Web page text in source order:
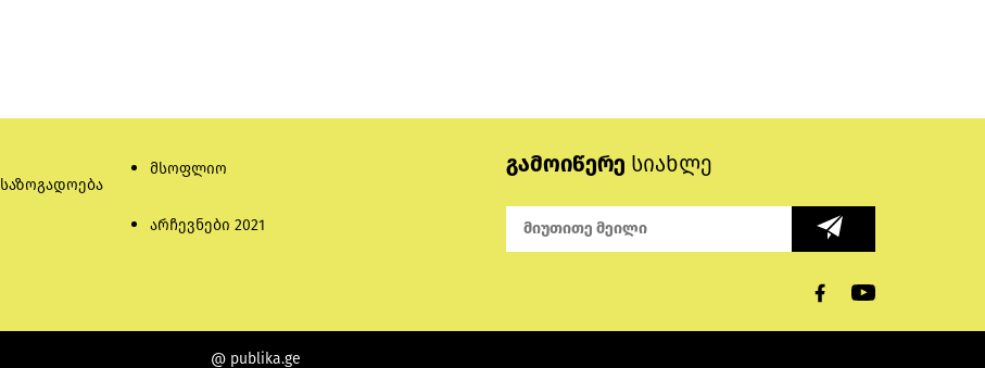
საზოგადოება
მსოფლიო
არჩევნები 2021
გამოიწერე სიახლე
@ publika.ge